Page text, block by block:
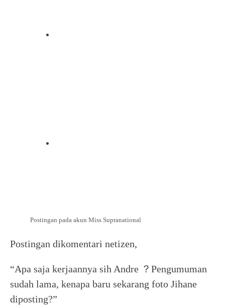
Postingan pada akun Miss Supranational
Postingan dikomentari netizen,
“Apa saja kerjaannya sih Andre ？Pengumuman
sudah lama, kenapa baru sekarang foto Jihane
diposting?”